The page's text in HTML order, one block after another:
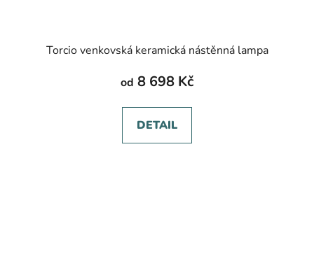
Torcio venkovská keramická nástěnná lampa
od 8 698 Kč
DETAIL